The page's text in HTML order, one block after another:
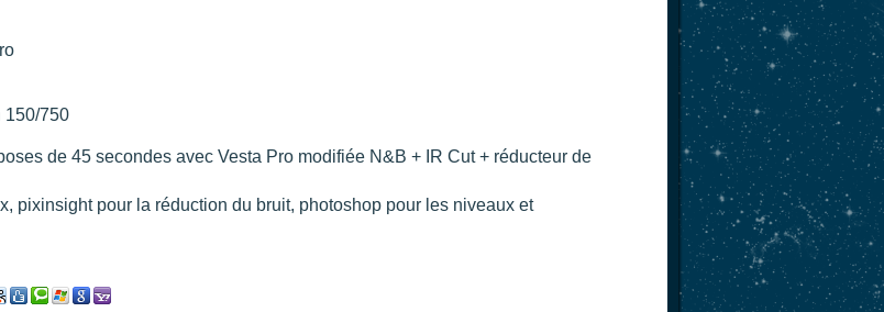
150/750
de 45 secondes avec Vesta Pro modifiée N&B + IR Cut + réducteur de
pixinsight pour la réduction du bruit, photoshop pour les niveaux et